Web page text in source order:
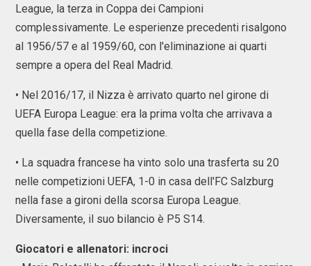
League, la terza in Coppa dei Campioni
complessivamente. Le esperienze precedenti risalgono
al 1956/57 e al 1959/60, con l'eliminazione ai quarti
sempre a opera del Real Madrid.
• Nel 2016/17, il Nizza è arrivato quarto nel girone di
UEFA Europa League: era la prima volta che arrivava a
quella fase della competizione.
• La squadra francese ha vinto solo una trasferta su 20
nelle competizioni UEFA, 1-0 in casa dell'FC Salzburg
nella fase a gironi della scorsa Europa League.
Diversamente, il suo bilancio è P5 S14.
Giocatori e allenatori: incroci